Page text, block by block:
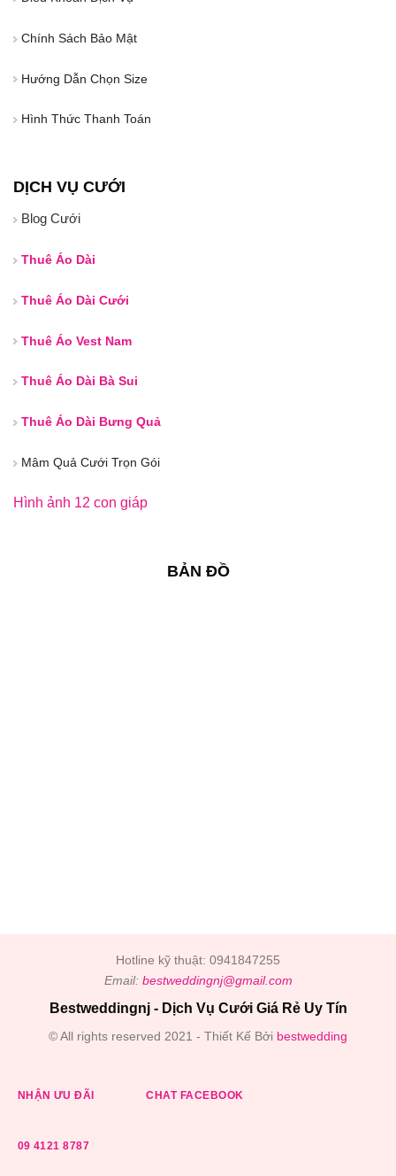
Chính Sách Bảo Mật
Hướng Dẫn Chọn Size
Hình Thức Thanh Toán
DỊCH VỤ CƯỚI
Blog Cưới
Thuê Áo Dài
Thuê Áo Dài Cưới
Thuê Áo Vest Nam
Thuê Áo Dài Bà Sui
Thuê Áo Dài Bưng Quả
Mâm Quả Cưới Trọn Gói
Hình ảnh 12 con giáp
BẢN ĐỒ
Hotline kỹ thuật: 0941847255
Email: bestweddingnj@gmail.com
Bestweddingnj - Dịch Vụ Cưới Giá Rẻ Uy Tín
© All rights reserved 2021 - Thiết Kế Bởi bestwedding
NHẬN ƯU ĐÃI CHAT FACEBOOK
09 4121 8787